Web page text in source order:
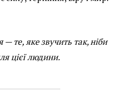
те, яке звучить так, ніби
цієї людини.